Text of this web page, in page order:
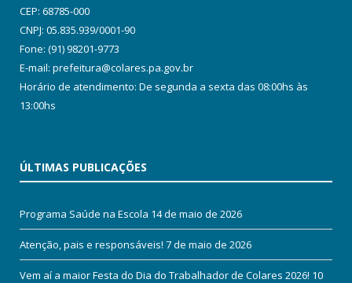
CEP: 68785-000
CNPJ: 05.835.939/0001-90
Fone: (91) 98201-9773
E-mail: prefeitura@colares.pa.gov.br
Horário de atendimento: De segunda a sexta das 08:00hs às
13:00hs
ÚLTIMAS PUBLICAÇÕES
Programa Saúde na Escola 14 de maio de 2026
Atenção, pais e responsáveis! 7 de maio de 2026
Vem aí a maior Festa do Dia do Trabalhador de Colares 2026! 10